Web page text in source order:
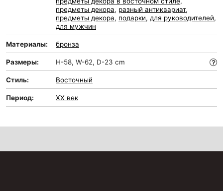
предметы декора, разный антиквариат,
предметы декора, подарки, для руководителей,
для мужчин
Материалы: бронза
Размеры: H-58, W-62, D-23 cm
Стиль: Восточный
Период: XX век